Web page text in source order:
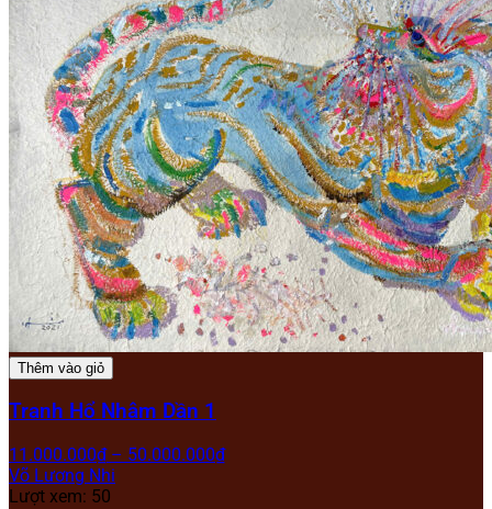
Thêm vào giỏ
Tranh Hổ Nhâm Dần 1
11.000.000₫ – 50.000.000₫
Võ Lương Nhi
Lượt xem: 50